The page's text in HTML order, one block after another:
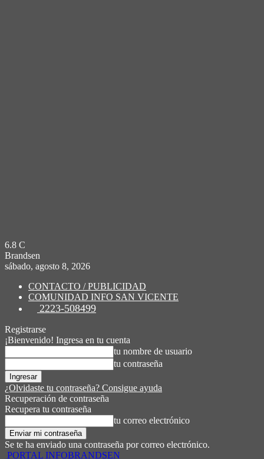
6.8 C
Brandsen
sábado, agosto 8, 2026
CONTACTO / PUBLICIDAD
COMUNIDAD INFO SAN VICENTE
2223-508499
Registrarse
¡Bienvenido! Ingresa en tu cuenta
tu nombre de usuario
tu contraseña
¿Olvidaste tu contraseña? Consigue ayuda
Recuperación de contraseña
Recupera tu contraseña
tu correo electrónico
Se te ha enviado una contraseña por correo electrónico.
PORTAL INFOBRANDSEN